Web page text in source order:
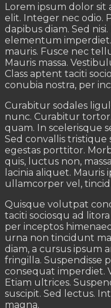
Lorem ipsum dolor sit
elit. Integer nec odio.
dapibus diam. Sed
elementum imperdiet.
mauris. Fusce nec
Mauris massa.
Class aptent taciti
conubia nostra, per
Curabitur sodales
nunc. Curabitur
quam. In scelerisque
Sed convallis
egestas porttitor.
quis, luctus non,
lacinia aliquet.
ullamcorper vel,
Quisque volutpat
taciti sociosqu ad
per inceptos
urna non tincidunt
diam, a cursus ipsum
fringilla. Suspendisse
consequat imperdiet.
Etiam ultrices.
suscipit. Sed lectus.
magna.